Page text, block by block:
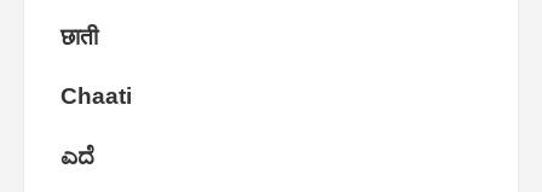
छाती
Chaati
ಎದೆ